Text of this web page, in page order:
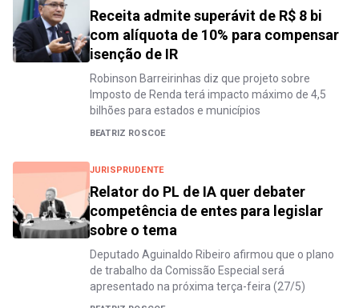
Receita admite superávit de R$ 8 bi
com alíquota de 10% para compensar
isenção de IR
Robinson Barreirinhas diz que projeto sobre
Imposto de Renda terá impacto máximo de 4,5
bilhões para estados e municípios
BEATRIZ ROSCOE
JURISPRUDENTE
Relator do PL de IA quer debater
competência de entes para legislar
sobre o tema
Deputado Aguinaldo Ribeiro afirmou que o plano
de trabalho da Comissão Especial será
apresentado na próxima terça-feira (27/5)